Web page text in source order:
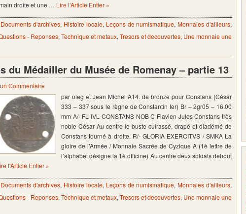
droite et une … Lire l'Article Entier »
Documents d'archives, Histoire locale, Leçons de numismatique,Monnaies d'ailleurs,
- Reponses, Technique et metaux, Tresors et decouvertes, Une monnaie une
du Médailler du Musée de Romenay – partie 13
Commentaire
par oleg et Jean Michel A14. de bronze pour Constans (César
333 – 337 sous le règne de Constantin Ier) Br – 2gr05 – 16.00
mm A/- FL IVL CONSTANS NOB C Flavien Jules Constans très
noble César Au centre le buste cuirassé, drapé et diadémé de
Constans tourné à droite. R/- GLORIA EXERCITVS / SMKA La
gloire de l’Armée / Monnaie Sacrée de Cyzique A (1è lettre de
l’alphabet désigne la 1è officine) Au centre deux soldats debout
l'Article Entier »
Documents d'archives, Histoire locale, Leçons de numismatique,Monnaies d'ailleurs,
- Reponses, Technique et metaux, Tresors et decouvertes, Une monnaie une